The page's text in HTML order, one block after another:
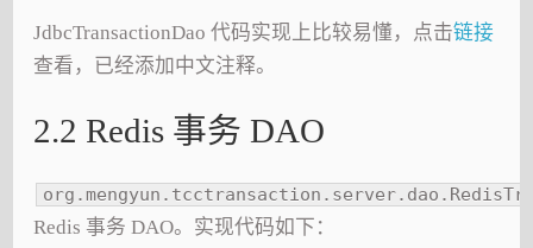
JdbcTransactionDao 代码实现上比较易懂，点击链接
查看，已经添加中文注释。
2.2 Redis 事务 DAO
Redis 事务 DAO。实现代码如下：